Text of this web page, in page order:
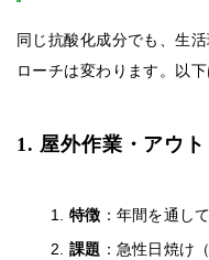
同じ抗酸化成分でも、生
ローチは変わります。以
1. 屋外作業・アウ
特徴 ：年間を通し
課題 ：急性日焼け